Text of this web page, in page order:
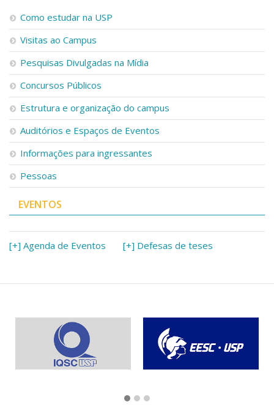
Como estudar na USP
Visitas ao Campus
Pesquisas Divulgadas na Mídia
Concursos Públicos
Estrutura e organização do campus
Auditórios e Espaços de Eventos
Informações para ingressantes
Pessoas
EVENTOS
[+] Agenda de Eventos [+] Defesas de teses